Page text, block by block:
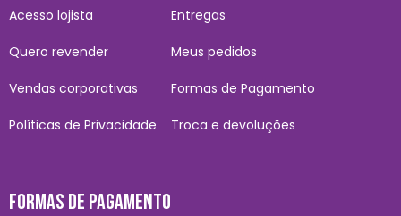
Acesso lojista
Quero revender
Vendas corporativas
Políticas de Privacidade
Entregas
Meus pedidos
Formas de Pagamento
Troca e devoluções
FORMAS DE PAGAMENTO